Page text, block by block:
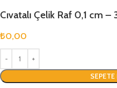
Cıvatalı Çelik Raf 0,1 cm
₺0,00
SEPETE